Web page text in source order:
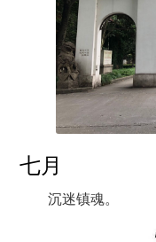
七月
沉迷镇魂。